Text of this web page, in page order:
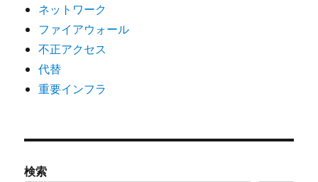
ネットワーク
ファイアウォール
不正アクセス
代替
重要インフラ
検索